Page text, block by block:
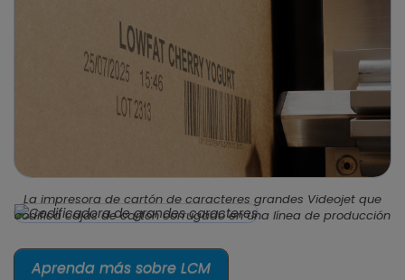
La impresora de cartón de caracteres grandes Videojet que
codifica cajas de cartón corrugado en una línea de producción
Aprenda más sobre LCM